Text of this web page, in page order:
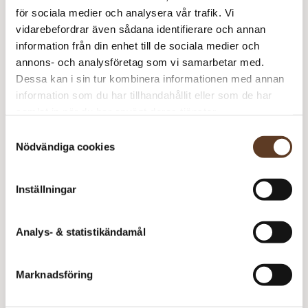
för sociala medier och analysera vår trafik. Vi
vidarebefordrar även sådana identifierare och annan
information från din enhet till de sociala medier och
annons- och analysföretag som vi samarbetar med.
Dessa kan i sin tur kombinera informationen med annan
information som du har tillhandahållit eller som de har
Nödvändiga cookies
Inställningar
Analys- & statistikändamål
Marknadsföring
Glitterheim 0 kr 1
Peer Gynt – 1001 Kritvit
59 kr 1
59 kr
Peer Gynt – 1001 Kritvit
59 kr 1
59 kr
Peer Gynt – 1001 Kritvit
59 kr 1 59 kr
267 kr
Behöver du fler? Bli meddelad när fler är tillbaka i
Meddela mig